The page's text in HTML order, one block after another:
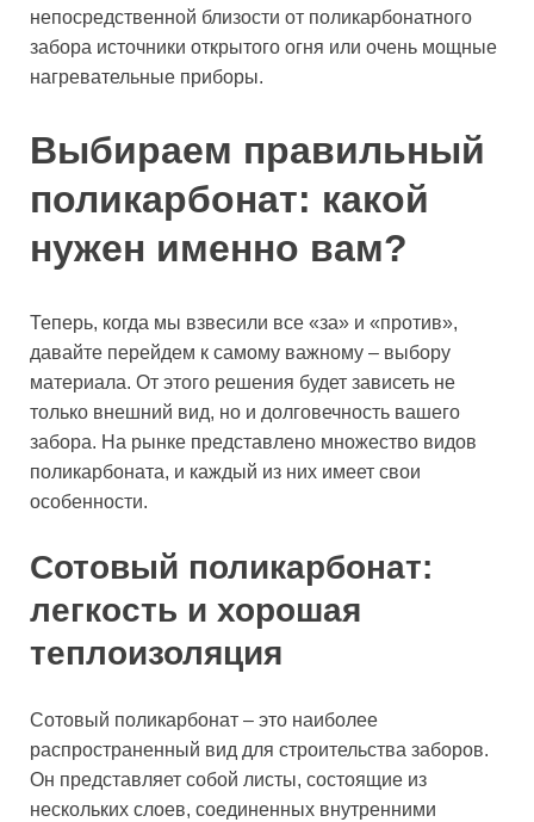
непосредственной близости от поликарбонатного
забора источники открытого огня или очень мощные
нагревательные приборы.
Выбираем правильный
поликарбонат: какой
нужен именно вам?
Теперь, когда мы взвесили все «за» и «против»,
давайте перейдем к самому важному – выбору
материала. От этого решения будет зависеть не
только внешний вид, но и долговечность вашего
забора. На рынке представлено множество видов
поликарбоната, и каждый из них имеет свои
особенности.
Сотовый поликарбонат:
легкость и хорошая
теплоизоляция
Сотовый поликарбонат – это наиболее
распространенный вид для строительства заборов.
Он представляет собой листы, состоящие из
нескольких слоев, соединенных внутренними